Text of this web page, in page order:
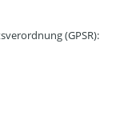
(GPSR):